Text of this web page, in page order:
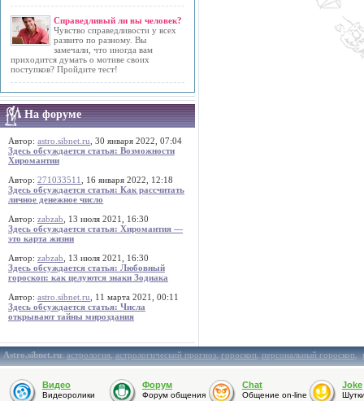
Справедливый ли вы человек?
Чувство справедливости у всех
развито по разному. Вы
замечали, что иногда вам
приходится думать о мотиве своих
поступков? Пройдите тест!
На форуме
Автор: astro.sibnet.ru , 30 января 2022, 07:04
Здесь обсуждается статья: Возможности
Хиромантии
Автор: 271033511
, 16 января 2022, 12:18
Здесь обсуждается статья: Как рассчитать
личное денежное число
Автор: zabzab , 13 июля 2021, 16:30
Здесь обсуждается статья: Хиромантия —
это карта жизни
Автор: zabzab , 13 июля 2021, 16:30
Здесь обсуждается статья: Любовный
гороскоп: как целуются знаки Зодиака
Автор: astro.sibnet.ru , 11 марта 2021, 00:11
Здесь обсуждается статья: Числа
открывают тайны мироздания
Astro.sibnet.ru:астрология,астрологический прогноз,гороскоп,персональный гороскоп,
Видео
Видеоролики
Форум
Форум общения
Chat
Общение on-line
Joke